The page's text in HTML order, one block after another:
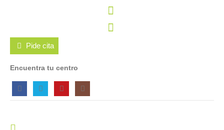
Pide cita
Encuentra tu centro